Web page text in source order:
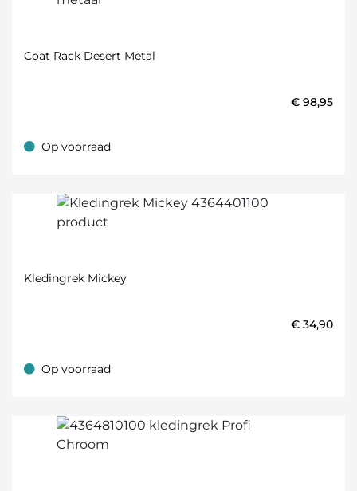
Coat Rack Desert Metal
€ 98,95
Op voorraad
Op voorraad
Kledingrek Mickey
€ 34,90
Op voorraad
Op voorraad